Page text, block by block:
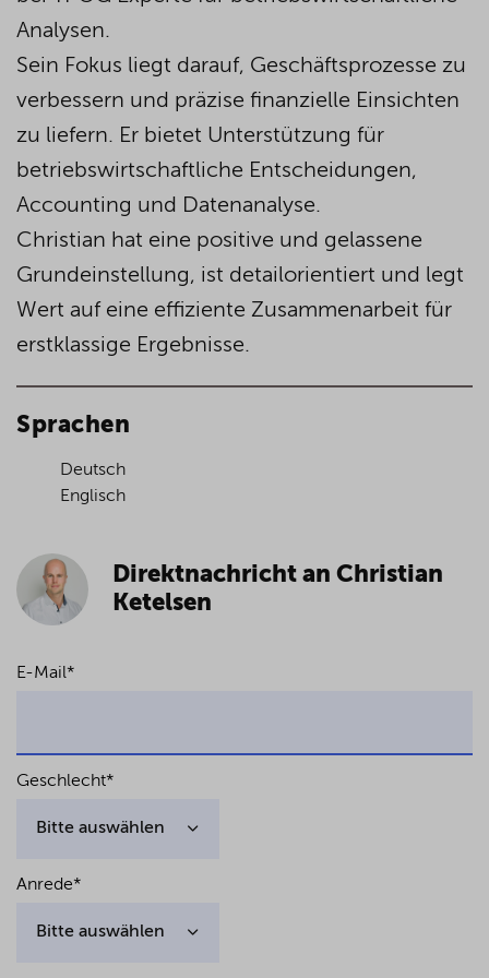
Analysen.
Sein Fokus liegt darauf, Geschäftsprozesse zu
verbessern und präzise finanzielle Einsichten
zu liefern. Er bietet Unterstützung für
betriebswirtschaftliche Entscheidungen,
Accounting und Datenanalyse.
Christian hat eine positive und gelassene
Grundeinstellung, ist detailorientiert und legt
Wert auf eine effiziente Zusammenarbeit für
erstklassige Ergebnisse.
Sprachen
Deutsch
Englisch
Direktnachricht an Christian
Ketelsen
E-Mail*
Geschlecht*
Anrede*